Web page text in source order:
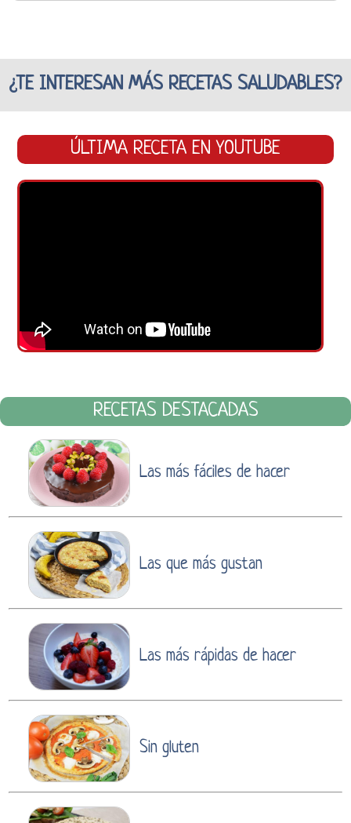
¿TE INTERESAN MÁS RECETAS SALUDABLES?
ÚLTIMA RECETA EN YOUTUBE
RECETAS DESTACADAS
Las más fáciles de hacer
Las que más gustan
Las más rápidas de hacer
Sin gluten